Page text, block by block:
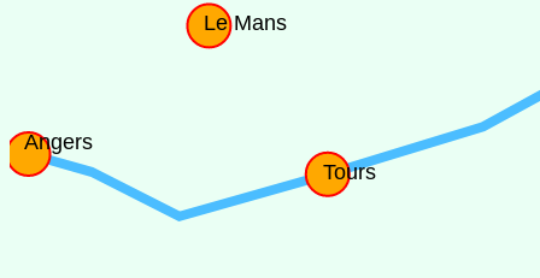
Angers
Le Mans
Tours